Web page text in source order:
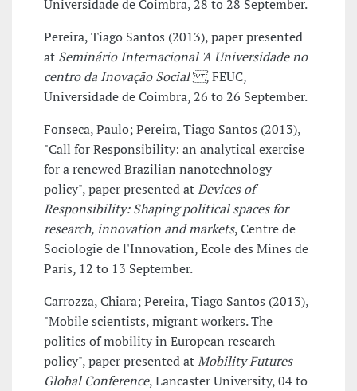
Universidade de Coimbra, 28 to 28 September.
Pereira, Tiago Santos (2013), paper presented
at Seminário Internacional 'A Universidade no
centro da Inovação Social', FEUC,
Universidade de Coimbra, 26 to 26 September.
Fonseca, Paulo; Pereira, Tiago Santos (2013),
"Call for Responsibility: an analytical exercise
for a renewed Brazilian nanotechnology
policy", paper presented atDevices of
Responsibility: Shaping political spaces for
research, innovation and markets, Centre de
Sociologie de l'Innovation, Ecole des Mines de
Paris, 12 to 13 September.
Carrozza, Chiara; Pereira, Tiago Santos (2013),
"Mobile scientists, migrant workers. The
politics of mobility in European research
policy", paper presented atMobility Futures
Global Conference, Lancaster University, 04 to